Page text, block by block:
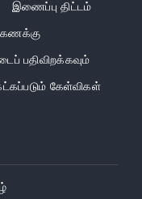
இணைப்பு திட்டம்
கணக்கு
பதிவிறக்கவும்
கேள்விகள்